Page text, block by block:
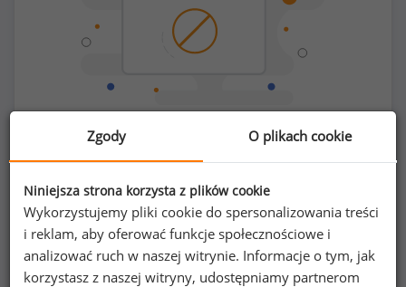
Chcesz porównać swoje zarobki z innymi?
Sprawdź ile powinieneś zarabiać
Zgody O plikach cookie
Niniejsza strona korzysta z plików cookie
Wykorzystujemy pliki cookie do spersonalizowania treści
i reklam, aby oferować funkcje społecznościowe i
analizować ruch w naszej witrynie. Informacje o tym, jak
korzystasz z naszej witryny, udostępniamy partnerom